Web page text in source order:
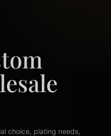
choice, plating needs,